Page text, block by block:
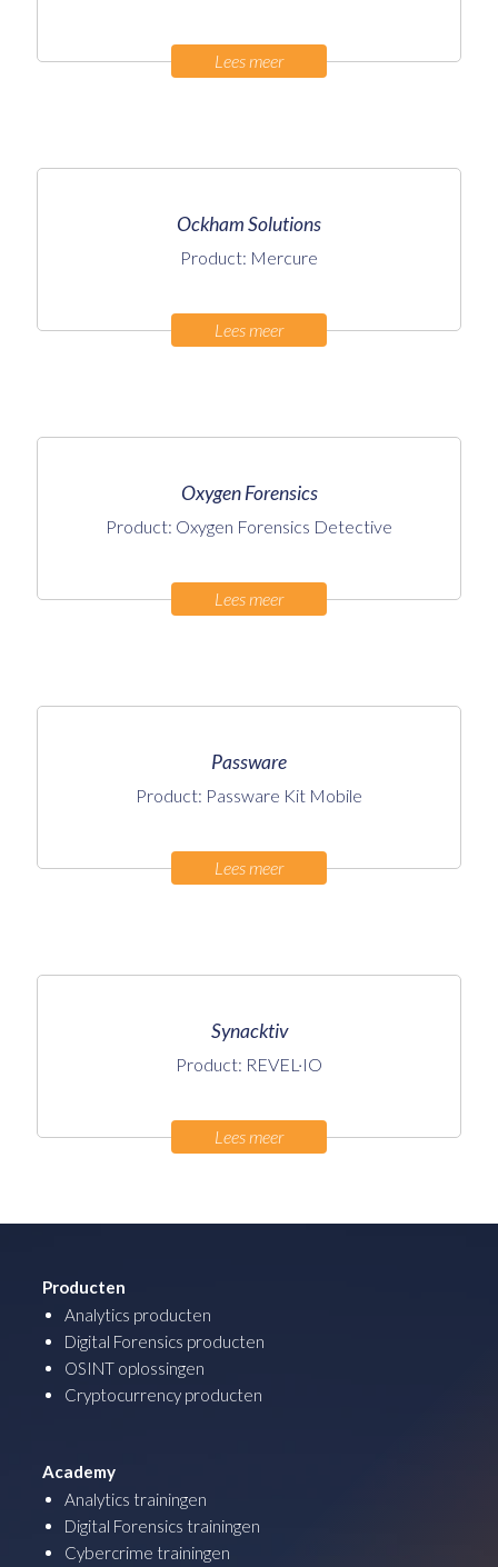
Lees meer
Ockham Solutions
Product: Mercure
Lees meer
Oxygen Forensics
Product: Oxygen Forensics Detective
Lees meer
Passware
Product: Passware Kit Mobile
Lees meer
Synacktiv
Product: REVEL·IO
Lees meer
Producten
Analytics producten
Digital Forensics producten
OSINT oplossingen
Cryptocurrency producten
Academy
Analytics trainingen
Digital Forensics trainingen
Cybercrime trainingen